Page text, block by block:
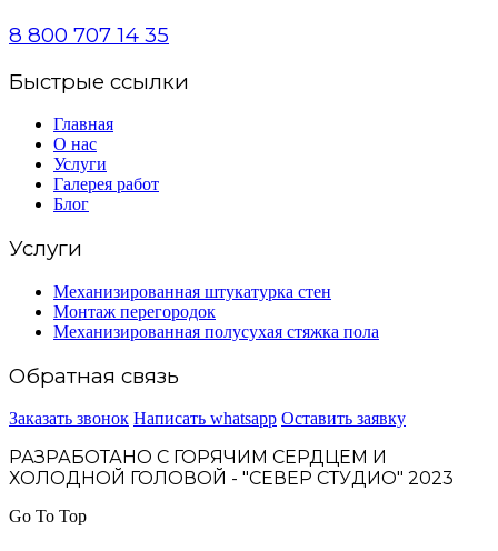
8 800 707 14 35
Быстрые ссылки
Главная
О нас
Услуги
Галерея работ
Блог
Услуги
Механизированная штукатурка стен
Монтаж перегородок
Механизированная полусухая стяжка пола
Обратная связь
Заказать звонок Написать whatsapp Оставить заявку
РАЗРАБОТАНО С ГОРЯЧИМ СЕРДЦЕМ И
ХОЛОДНОЙ ГОЛОВОЙ - "СЕВЕР СТУДИО" 2023
Go To Top